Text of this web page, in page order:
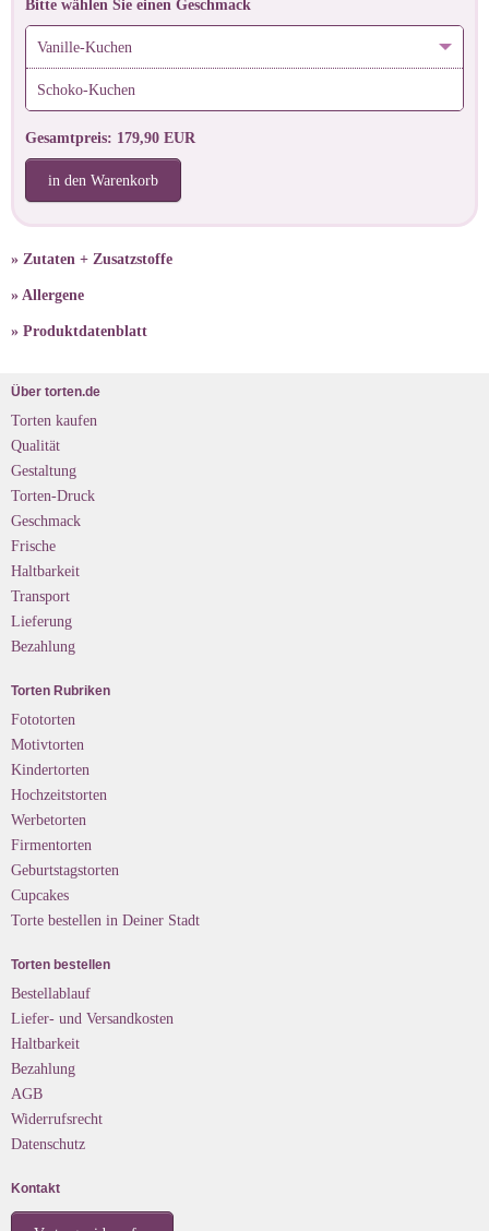
Bitte wählen Sie einen Geschmack
Vanille-Kuchen
Schoko-Kuchen
Gesamtpreis: 179,90 EUR
in den Warenkorb
» Zutaten + Zusatzstoffe
» Allergene
» Produktdatenblatt
Über torten.de
Torten kaufen
Qualität
Gestaltung
Torten-Druck
Geschmack
Frische
Haltbarkeit
Transport
Lieferung
Bezahlung
Torten Rubriken
Fototorten
Motivtorten
Kindertorten
Hochzeitstorten
Werbetorten
Firmentorten
Geburtstagstorten
Cupcakes
Torte bestellen in Deiner Stadt
Torten bestellen
Bestellablauf
Liefer- und Versandkosten
Haltbarkeit
Bezahlung
AGB
Widerrufsrecht
Datenschutz
Kontakt